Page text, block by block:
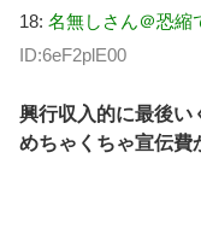
18: 名無しさん＠恐縮
ID:6eF2plE00
興行収入的に最後い
めちゃくちゃ宣伝費